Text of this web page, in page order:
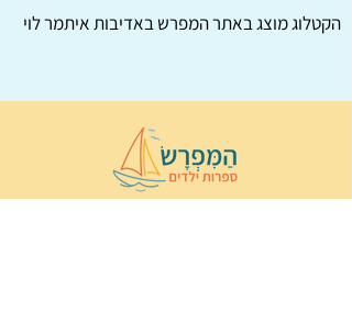
הקטלוג מוצג באתרהמפרשבאדיבות איתמר לוי